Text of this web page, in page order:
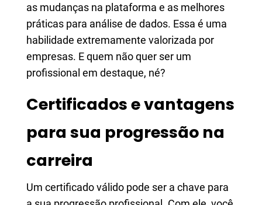
as mudanças na plataforma e as melhores
práticas para análise de dados. Essa é uma
habilidade extremamente valorizada por
empresas. E quem não quer ser um
profissional em destaque, né?
Certificados e vantagens
para sua progressão na
carreira
Um certificado válido pode ser a chave para